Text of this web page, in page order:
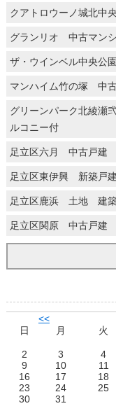
クアトロウーノ城北
グランリオ 中古マン
ザ・ウインベル中央
マンハイム竹の塚 中
グリーンパーク北綾
ルコニー付
足立区六月 中古戸建
足立区東伊興 新築戸
足立区鹿浜 土地 建
足立区関原 中古戸
<<
日
月 火
2
3 4
9
10 11
16
17 18
23
24 25
30
31